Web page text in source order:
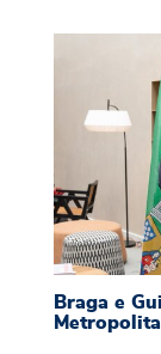
Braga e
Braga e